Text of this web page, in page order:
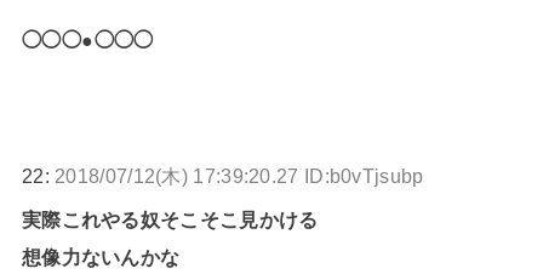
◯◯◯●◯◯◯
22: 2018/07/12(木) 17:39:20.27 ID:b0vTjsubp
実際これやる奴そこそこ見かける
想像力ないんかな